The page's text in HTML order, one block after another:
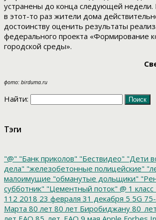
устранены до конца следующей недели.
в этот-то раз жители дома
достоинству оценить результаты
федерального проекта «Формирование
городской среды».
фото: birduma.ru
Найти:
Тэги
"@" "Банк приколов" "Бествидео" "Дети
дела" "железобетонные полицейские"
малоимущие "обманутые дольщики"
субботник" "Цементный поток" @ 1 класс
112 2018 23 февраля 31 декабря 5 5G
Марта 80 лет 80 лет Биробиджану